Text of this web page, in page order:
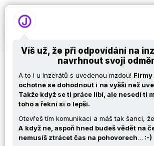
Aplikační
specialist(k)a -
správce
Víš už, že při odpovídání na
navrhnout svoji
A to i u inzerátů s uvedenou mzdou!
ochotné se dohodnout i na vyšší než
Takže když se ti práce líbí, ale nesedí ti
toho a řekni si o lepší.
Otevřeš tím komunikaci a máš tak šanci,
A když ne, aspoň hned budeš vědět na
nemusíš ztrácet čas na pohovorech… :-)